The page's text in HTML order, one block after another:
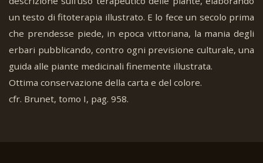
un testo di fitoterapia illustrato. E lo fece un secolo prima
che prendesse piede, in epoca vittoriana, la mania degli
erbari pubblicando, contro ogni previsione culturale, una
guida alle piante medicinali finemente illustrata.
Ottima conservazione della carta e del colore.
cfr. Brunet, tomo I, pag. 958.